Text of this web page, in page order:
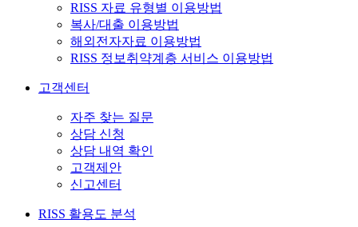
RISS 자료 유형별 이용방법
복사/대출 이용방법
해외전자자료 이용방법
RISS 정보취약계층 서비스 이용방법
고객센터
자주 찾는 질문
상담 신청
상담 내역 확인
고객제안
신고센터
RISS 활용도 분석